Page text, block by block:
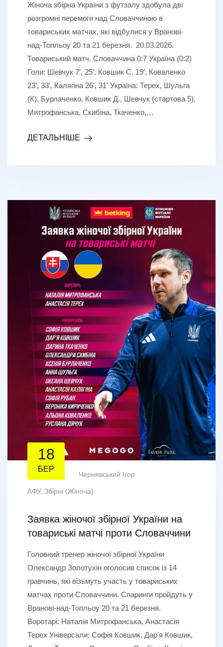
Жіноча збірна України з футзалу здобула дві
розгромні перемоги над Словаччиною в
товариських матчах, які відбулися у Вранові-
над-Топльоу 20 та 21 березня. 20.03.2026.
Товариський матч. Словаччина 0:7 Україна (0:2)
Голи: Шевчук 7′, 25′, Ковшик С. 19′, Коваленко
23′, 33′, Калягіна 26′, 31′ Україна: Терех, Шульга
(К), Бурлаченко, Ковшик Д., Шевчук (стартова 5),
Митрофанська, Скибіна, Ткаченко,…
ДЕТАЛЬНІШЕ
18
БЕР
Чернявський Ігор
АФУ, Збірні (Жіноча)
Заявка жіночої збірної України на
товариські матчі проти Словаччини
Головний тренер жіночої збірної України
Олександр Золотухін оголосив список із 14
гравчинь, які візьмуть участь у товариських
матчах проти Словаччини. Спаринги пройдуть у
Вранові-над-Топльоу 20 та 21 березня.
Воротарі: Наталія Митрофанська, Анастасія
Терех Універсали: Софія Ковшик, Дар’я Ковшик,